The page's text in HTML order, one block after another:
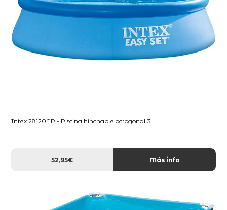
Intex 28120NP - Piscina hinchable octogonal 3...
52,95€ Más info